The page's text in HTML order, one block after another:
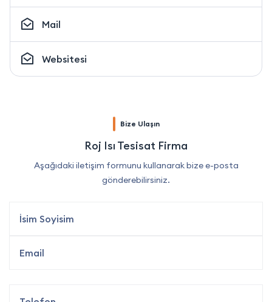
Mail
Websitesi
Bize Ulaşın
Roj Isı Tesisat Firma
Aşağıdaki iletişim formunu kullanarak bize e-posta
gönderebilirsiniz.